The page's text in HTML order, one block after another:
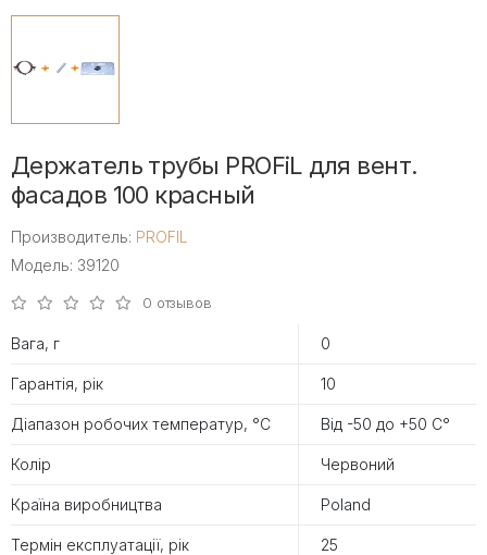
Держатель трубы PROFiL для вент.
фасадов 100 красный
Производитель: PROFIL
Модель: 39120
0 отзывов
Вага, г 0
Гарантія, рік 10
Діапазон робочих температур, °С Від -50 до +50 С°
Колір Червоний
Країна виробництва Poland
Термін експлуатації, рік 25